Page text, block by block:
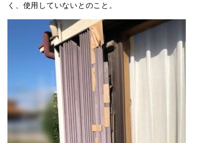
く、使用していないとのこと。